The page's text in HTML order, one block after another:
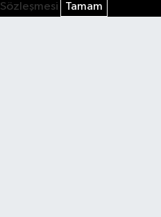
Sözleşmesi
Tamam